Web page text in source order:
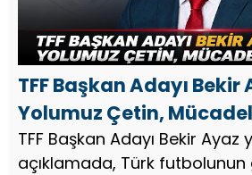
TFF Başkan Adayı Bekir
Yolumuz Çetin,
TFF Başkan Adayı Bekir Ayaz
açıklamada, Türk futbolunun